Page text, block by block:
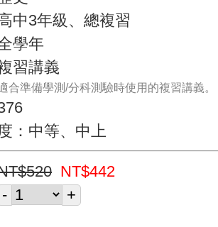
中3年級、總複習
學年
習講義
合準備學測/分科測驗時使用的複習講義。
：中等、中上
NT$442